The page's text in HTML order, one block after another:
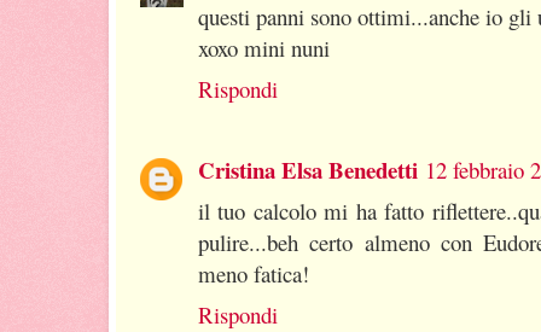
questi panni sono ottimi...anche io gli
xoxo mini nuni
Rispondi
Cristina Elsa Benedetti 12 febbraio
il tuo calcolo mi ha fatto
pulire...beh certo almeno con
meno fatica!
Rispondi